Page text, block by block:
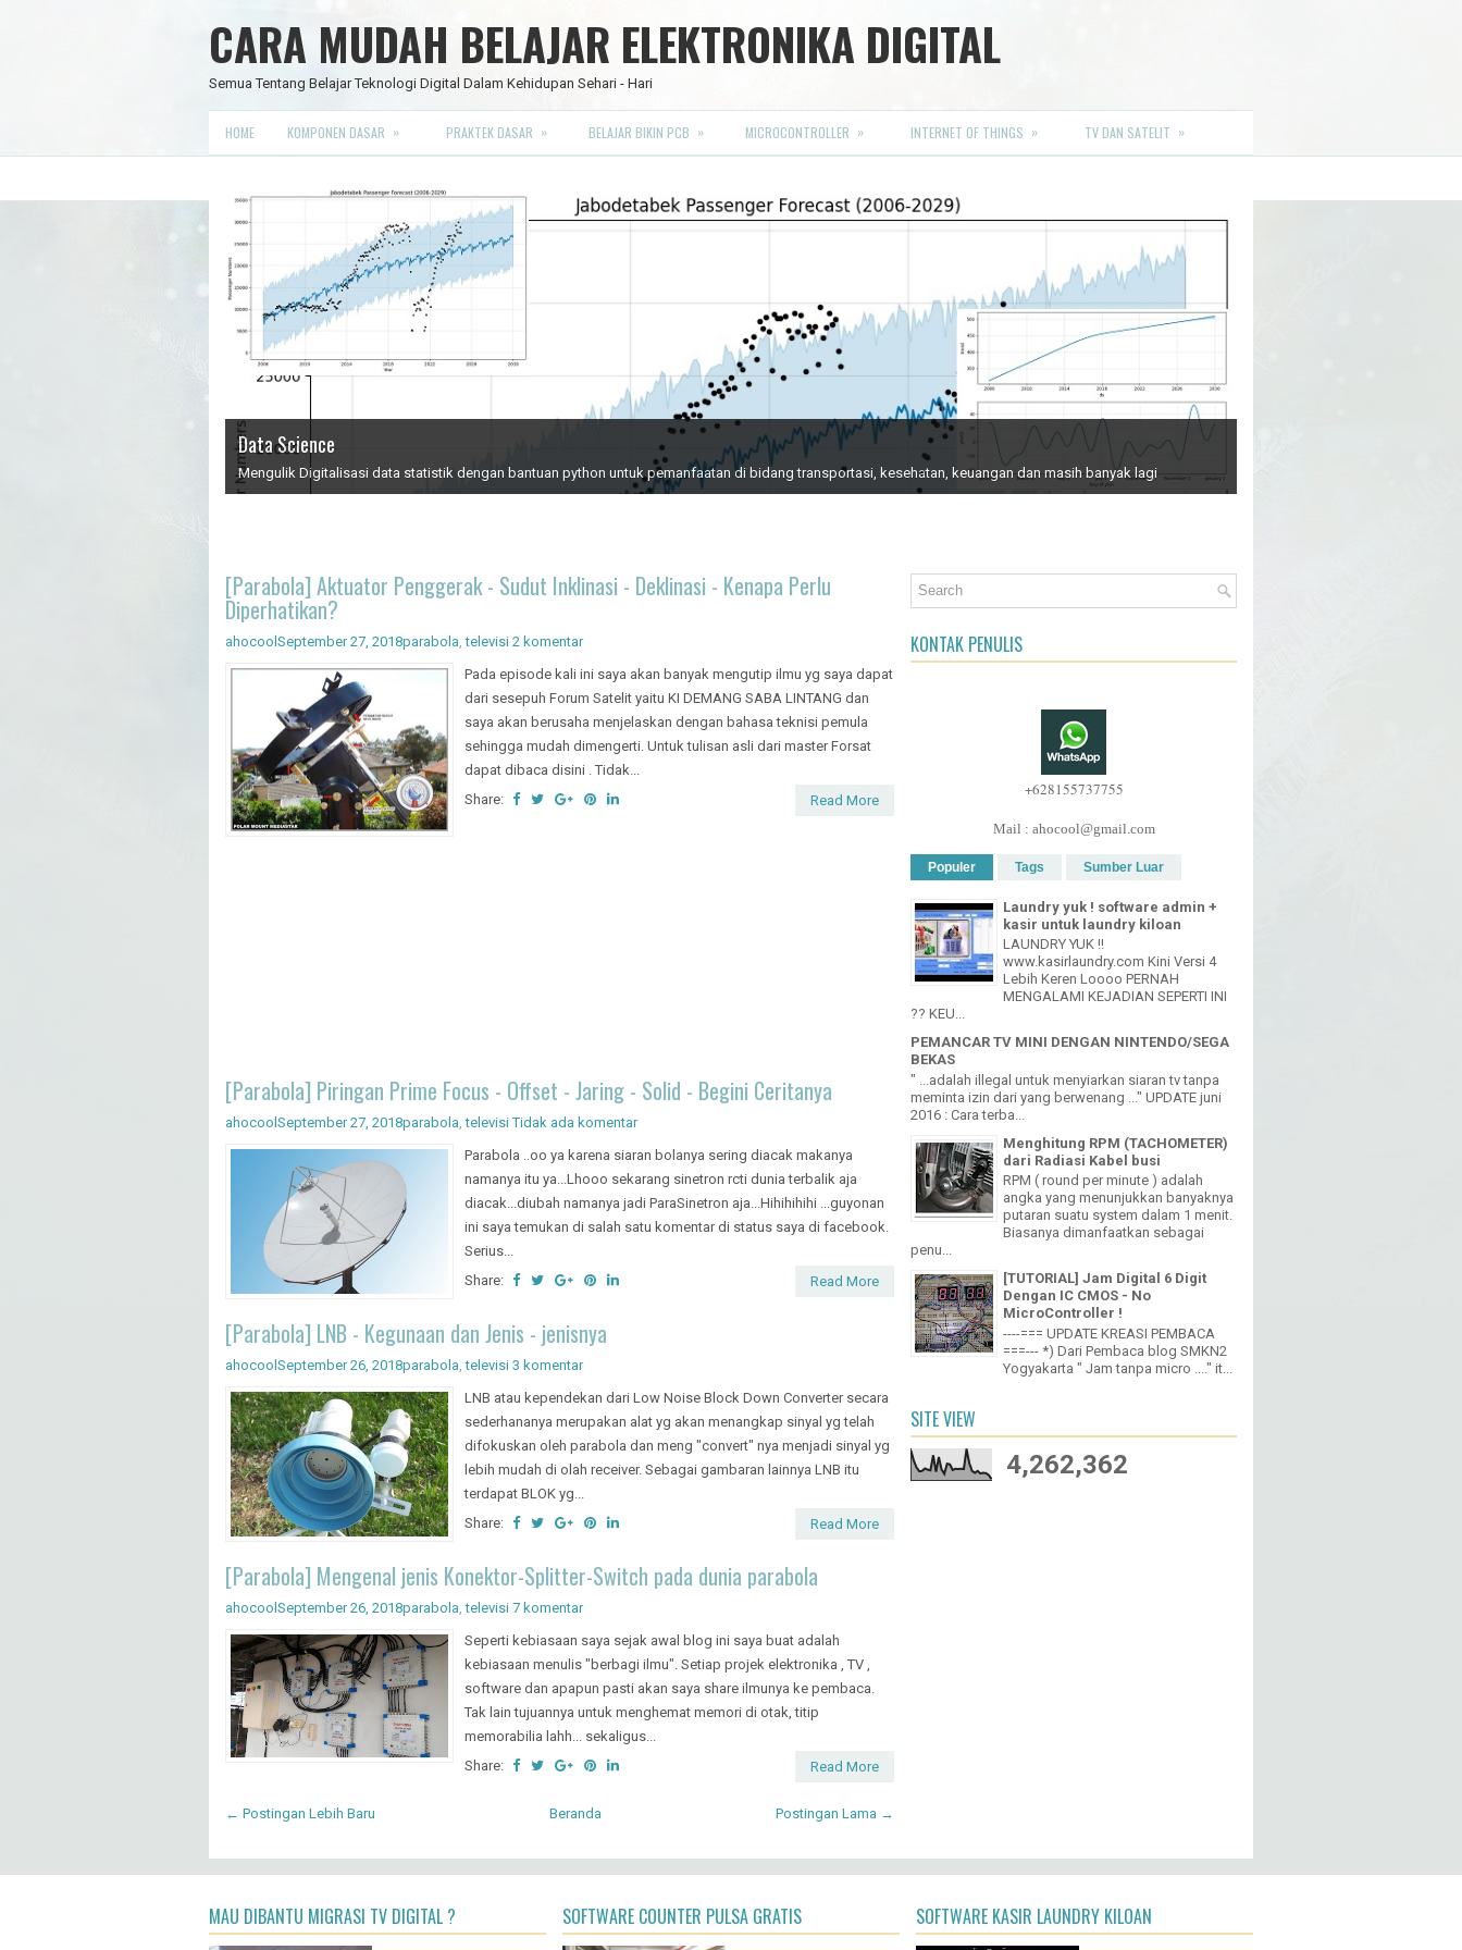
CARA MUDAH BELAJAR ELEKTRONIKA DIGITAL
Semua Tentang Belajar Teknologi Digital Dalam Kehidupan Sehari - Hari
HOME KOMPONEN DASAR » PRAKTEK DASAR » BELAJAR BIKIN PCB » MICROCONTROLLER » INTERNET OF THINGS » TV DAN SATELIT »
IC Timer 555 yang Multifungsi
Data Science
Mengulik Digitalisasi data statistik dengan bantuan python untuk pemanfaatan di bidang transportasi, kesehatan, keuangan dan masih banyak lagi
JAM DIGITAL 6 DIGIT TANPA MICRO FULL CMOS
Node Red - Kontrol Industri 4.0
[Parabola] Aktuator Penggerak - Sudut Inklinasi - Deklinasi - Kenapa Perlu
Diperhatikan?
ahocoolSeptember 27, 2018parabola ,televisi 2 komentar
Pada episode kali ini saya akan banyak mengutip ilmu yg saya dapat
dari sesepuh Forum Satelit yaitu KI DEMANG SABA LINTANG dan
saya akan berusaha menjelaskan dengan bahasa teknisi pemula
sehingga mudah dimengerti. Untuk tulisan asli dari master Forsat
dapat dibaca disini . Tidak...
Share:
Read More
[Parabola] Piringan Prime Focus - Offset - Jaring - Solid - Begini Ceritanya
ahocool September 27, 2018parabola,televisi Tidak ada komentar
Parabola ..oo ya karena siaran bolanya sering diacak makanya
namanya itu ya...Lhooo sekarang sinetron rcti dunia terbalik aja
diacak...diubah namanya jadi ParaSinetron aja...Hihihihihi ...guyonan
ini saya temukan di salah satu komentar di status saya di facebook.
Serius...
Share:
Read More
[Parabola] LNB - Kegunaan dan Jenis - jenisnya
ahocool September 26, 2018parabola,televisi 3 komentar
LNB atau kependekan dari Low Noise Block Down Converter secara
sederhananya merupakan alat yg akan menangkap sinyal yg telah
difokuskan oleh parabola dan meng "convert" nya menjadi sinyal yg
lebih mudah di olah receiver. Sebagai gambaran lainnya LNB itu
terdapat BLOK yg...
Share:
Read More
[Parabola] Mengenal jenis Konektor-Splitter-Switch pada dunia parabola
ahocool September 26, 2018parabola,televisi 7 komentar
Seperti kebiasaan saya sejak awal blog ini saya buat adalah
kebiasaan menulis "berbagi ilmu". Setiap projek elektronika , TV ,
software dan apapun pasti akan saya share ilmunya ke pembaca.
Tak lain tujuannya untuk menghemat memori di otak, titip
memorabilia lahh... sekaligus...
Share:
Read More
← Postingan Lebih Baru Postingan Lama →
Beranda
KONTAK PENULIS
+628155737755
Mail : ahocool@gmail.com
Populer Tags Sumber Luar
Laundry yuk ! software admin +
kasir untuk laundry kiloan
LAUNDRY YUK !!
www.kasirlaundry.com Kini Versi 4
Lebih Keren Loooo PERNAH
MENGALAMI KEJADIAN SEPERTI INI
?? KEU...
PEMANCAR TV MINI DENGAN NINTENDO/SEGA
BEKAS
" ...adalah illegal untuk menyiarkan siaran tv tanpa
meminta izin dari yang berwenang ..." UPDATE juni
2016 : Cara terba...
Menghitung RPM (TACHOMETER)
dari Radiasi Kabel busi
RPM ( round per minute ) adalah
angka yang menunjukkan banyaknya
putaran suatu system dalam 1 menit.
Biasanya dimanfaatkan sebagai
penu...
[TUTORIAL] Jam Digital 6 Digit
Dengan IC CMOS - No
MicroController !
----=== UPDATE KREASI PEMBACA
===--- *) Dari Pembaca blog SMKN2
Yogyakarta " Jam tanpa micro ...." it...
SITE VIEW
4,262,362
MAU DIBANTU MIGRASI TV DIGITAL ? SOFTWARE COUNTER PULSA GRATIS SOFTWARE KASIR LAUNDRY KILOAN